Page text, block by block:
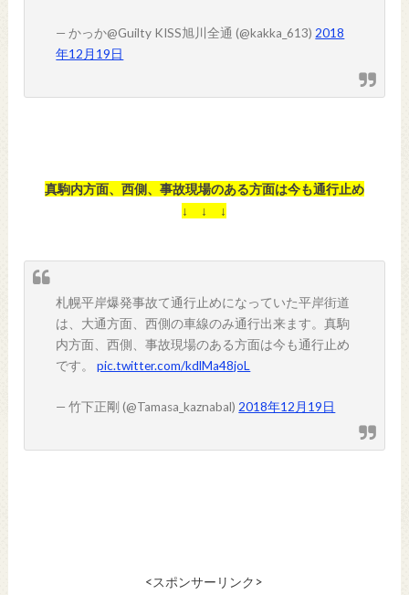
— かっか@Guilty KISS旭川全通 (@kakka_613) 2018
年12月19日
真駒内方面、西側、事故現場のある方面は今も通行止め
↓ ↓ ↓
札幌平岸爆発事故て通行止めになっていた平岸街道
は、大通方面、西側の車線のみ通行出来ます。真駒
内方面、西側、事故現場のある方面は今も通行止め
です。pic.twitter.com/kdlMa48joL
— 竹下正剛 (@Tamasa_kaznabal) 2018年12月19日
<スポンサーリンク>